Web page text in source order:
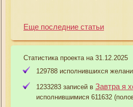
Еще последние статьи
Статистика проекта на 31.12.2025
129788 исполнившихся
1233283 записей в Завтра я
исполнившимися 611632